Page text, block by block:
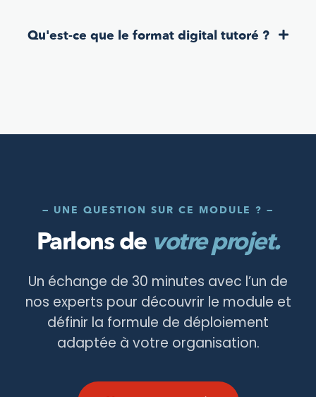
Qu'est-ce que le format digital tutoré ?
— UNE QUESTION SUR CE MODULE ? —
Parlons de votre projet.
Un échange de 30 minutes avec l’un de
nos experts pour découvrir le module et
définir la formule de déploiement
adaptée à votre organisation.